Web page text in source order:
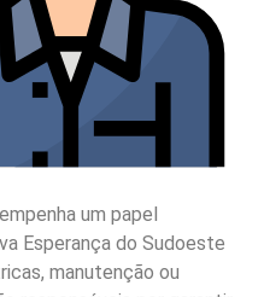
um papel
Esperança do Sudoeste
manutenção ou